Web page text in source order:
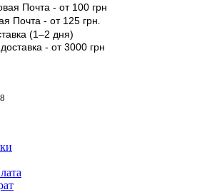
Почта - от 100 грн
Почта - от 125 грн.
(1–2 дня)
- от 3000 грн